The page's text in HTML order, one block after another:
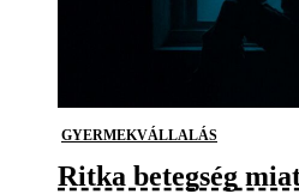
GYERMEKVÁLLALÁS
Ritka betegség